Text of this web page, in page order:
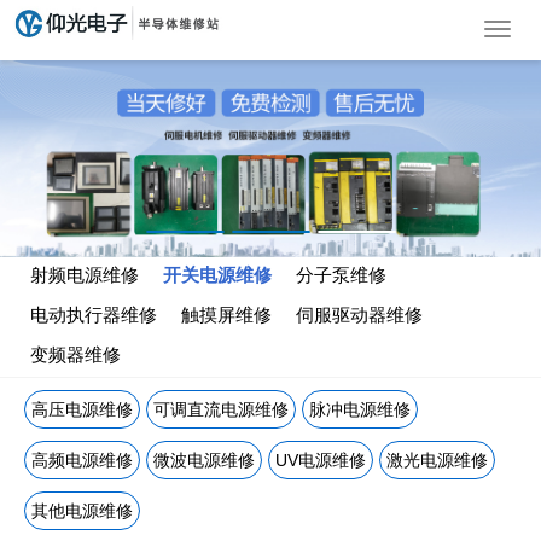
导
射频电源维修 开关电源维修 分子泵维修
电动执行器维修 触摸屏维修 伺服驱动器维修
变频器维修
高压电源维修 可调直流电源维修 脉冲电源维修
高频电源维修 微波电源维修 UV电源维修 激光电源维修
其他电源维修